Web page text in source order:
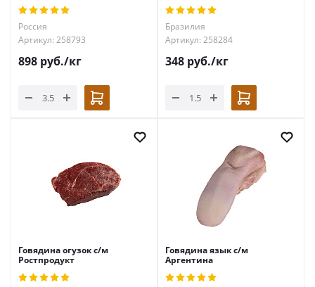
Россия
Артикул: 258793
898 руб./кг
Бразилия
Артикул: 258284
348 руб./кг
Говядина огузок с/м
Ростпродукт
Говядина язык с/м
Аргентина